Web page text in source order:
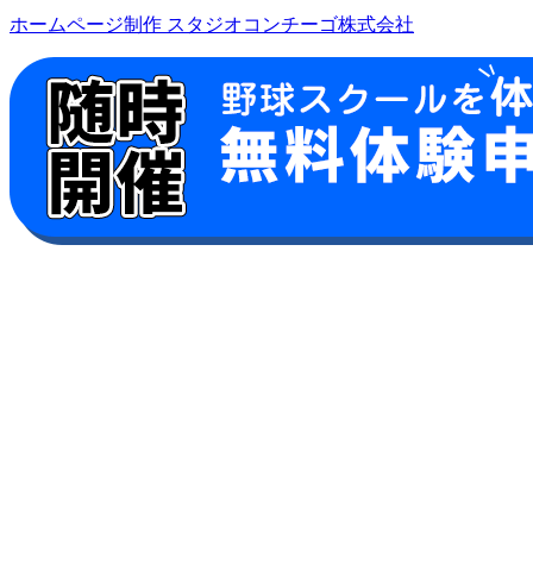
ホームページ制作 スタジオコンチーゴ株式会社